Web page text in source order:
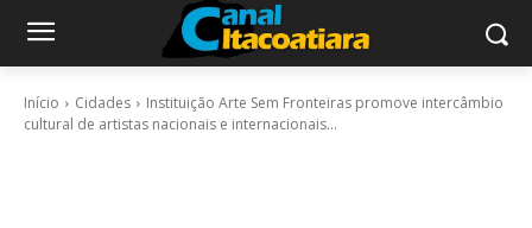
Início Cidades
Instituição Arte Sem Fronteiras promove intercâmbio
cultural de artistas nacionais e internacionais...